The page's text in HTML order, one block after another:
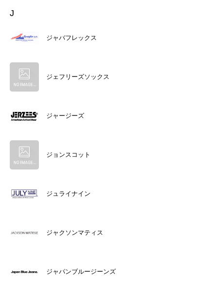
J
ジャバフレックス
ジェフリーズソックス
ジャージーズ
ジョンスコット
ジュライナイン
ジャクソンマティス
ジャパンブルージーンズ